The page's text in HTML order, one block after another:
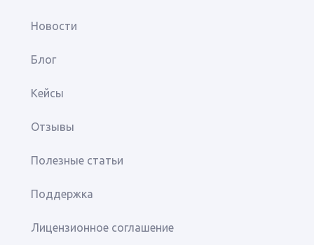
Новости
Блог
Кейсы
Отзывы
Полезные статьи
Поддержка
Лицензионное соглашение